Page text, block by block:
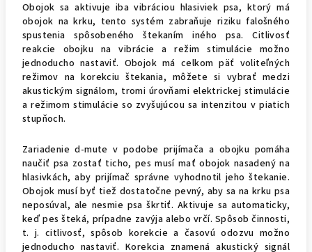
Obojok sa aktivuje iba vibráciou hlasiviek psa, ktorý má
obojok na krku, tento systém zabraňuje riziku falošného
spustenia spôsobeného štekaním iného psa. Citlivosť
reakcie obojku na vibrácie a režim stimulácie možno
jednoducho nastaviť. Obojok má celkom päť voliteľných
režimov na korekciu štekania, môžete si vybrať medzi
akustickým signálom, tromi úrovňami elektrickej stimulácie
a režimom stimulácie so zvyšujúcou sa intenzitou v piatich
stupňoch.
Zariadenie d-mute v podobe prijímača a obojku pomáha
naučiť psa zostať ticho, pes musí mať obojok nasadený na
hlasivkách, aby prijímač správne vyhodnotil jeho štekanie.
Obojok musí byť tiež dostatočne pevný, aby sa na krku psa
neposúval, ale nesmie psa škrtiť. Aktivuje sa automaticky,
keď pes šteká, prípadne zavýja alebo vrčí. Spôsob činnosti,
t. j. citlivosť, spôsob korekcie a časovú odozvu možno
jednoducho nastaviť. Korekcia znamená akustický signál